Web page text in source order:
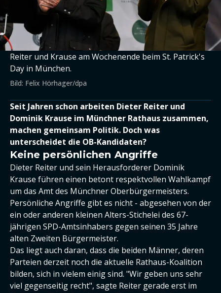
Reiter und Krause am Wochenende beim St. Patrick's
Day in München.
Bild: Felix Hörhager/dpa
Seit Jahren schon arbeiten Dieter Reiter und
Dominik Krause im Münchner Rathaus zusammen,
machen gemeinsam Politik. Doch was
unterscheidet die OB-Kandidaten?
Keine persönlichen Angriffe
Dieter Reiter und sein Herausforderer Dominik
Krause führen einen betont respektvollen Wahlkampf
um das Amt des Münchner Oberbürgermeisters.
Persönliche Angriffe gibt es nicht - abgesehen von der
ein oder anderen kleinen Alters-Stichelei des 67-
jährigen SPD-Amtsinhabers gegen seinen 35 Jahre
alten Zweiten Bürgermeister.
Das liegt auch daran, dass die beiden Männer, deren
Parteien derzeit noch die aktuelle Rathaus-Koalition
bilden, sich in vielem einig sind. "Wir geben uns sehr
viel gegenseitig recht", sagte Reiter gerade erst im